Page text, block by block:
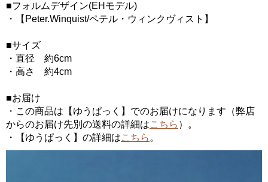
■フォルムデザイン(EHモデル)
・【Peter.Winquist/ペテル・ウィンクヴィスト】
■サイズ
・直径 約6cm
・高さ 約4cm
■お届け
・この商品は【ゆうぱっく】でのお届けになります（弊店
からのお届け先別の送料の詳細はこちら ）。
・【ゆうぱっく】の詳細はこちら 。